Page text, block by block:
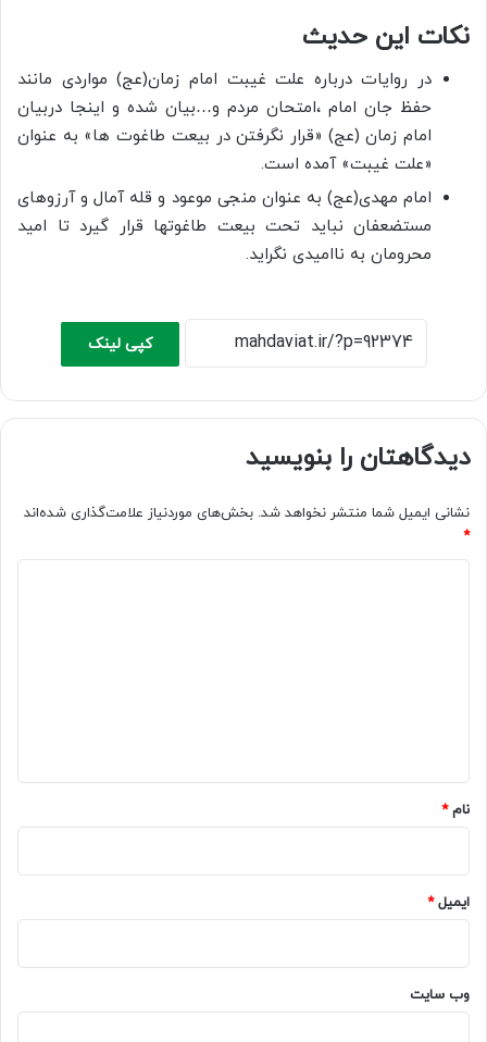
نکات این حدیث
در روایات درباره علت غیبت امام زمان(عج) مواردی مانند
حفظ جان امام ،امتحان مردم و…بیان شده و اینجا دربیان
امام زمان (عج) «قرار نگرفتن در بیعت طاغوت ها» به عنوان
«علت غیبت» آمده است.
امام مهدی(عج) به عنوان منجی موعود و قله آمال و آرزوهای
مستضعفان نباید تحت بیعت طاغوتها قرار گیرد تا امید
محرومان به ناامیدی نگراید.
کپی لینک
دیدگاهتان را بنویسید
نشانی ایمیل شما منتشر نخواهد شد. بخش‌های موردنیاز علامت‌گذاری شده‌اند
*
نام*
ایمیل*
وب‌ سایت